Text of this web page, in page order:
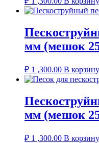
мм (мешок
₽ 1 ,300.00 В корзину
мм (мешок
₽ 1 ,300.00 В корзину